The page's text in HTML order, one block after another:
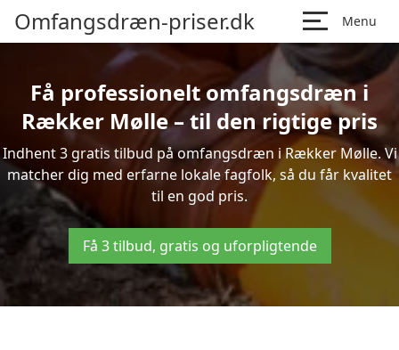
Omfangsdræn-priser.dk Menu
Få professionelt omfangsdræn i
Rækker Mølle – til den rigtige pris
Indhent 3 gratis tilbud på omfangsdræn i Rækker Mølle. Vi
matcher dig med erfarne lokale fagfolk, så du får kvalitet
til en god pris.
Få 3 tilbud, gratis og uforpligtende